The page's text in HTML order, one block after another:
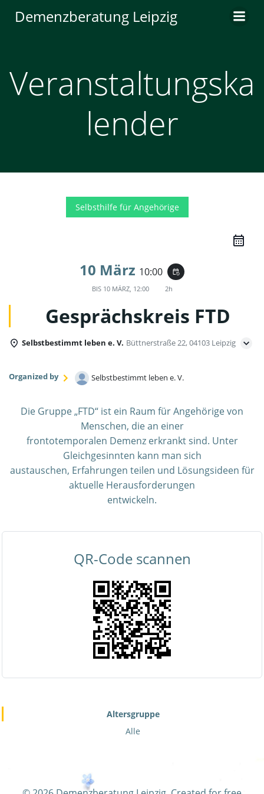
Inhalt
Demenzberatung Leipzig
Veranstaltungska
lender
Selbsthilfe für Angehörige
10 März 10:00 event_repeat
BIS 10 MÄRZ, 12:00 2h
Gesprächskreis FTD
Selbstbestimmt leben e. V. Büttnerstraße 22, 04103 Leipzig
Organized by Selbstbestimmt leben e. V.
Die Gruppe „FTD“ ist ein Raum für Angehörige von
Menschen, die an einer
frontotemporalen Demenz erkrankt sind. Unter
Gleichgesinnten kann man sich
austauschen, Erfahrungen teilen und Lösungsideen für
aktuelle Herausforderungen
entwickeln.
QR-Code scannen
Altersgruppe
Alle